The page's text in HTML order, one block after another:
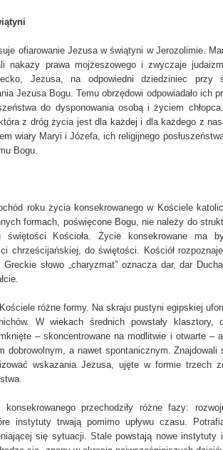
ofiarowanie Jezusa w świątyni w Jerozolimie.
nakazy prawa mojżeszowego i zwyczaje
Jezusa, na odpowiedni dziedziniec przy
Jezusa Bogu. Temu obrzędowi odpowiadało ich
do dysponowania osobą i życiem
z dróg życia jest dla każdej i dla każdego z
wiary Maryi i Józefa, ich religijnego
Bogu.
roku życia konsekrowanego w Kościele
formach, poświęcone Bogu, nie należy do
Kościoła. Życie konsekrowane ma
chrześcijańskiej, do świętości. Kościół
słowo „charyzmat” oznacza dar, dar
różne formy. Na skraju pustyni egipskiej
W wiekach średnich powstały klasztory,
– skoncentrowane na modlitwie i otwarte –
dobrowolnym, a nawet spontanicznym. Znajdowali
wskazania Jezusa, ujęte w formie trzech
przechodziły różne fazy:
instytuty trwają pomimo upływu czasu.
się sytuacji. Stale powstają nowe instytuty